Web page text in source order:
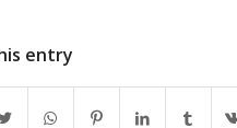
entry